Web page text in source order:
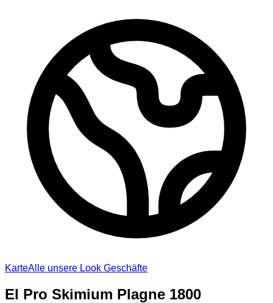
KarteAlle unsere Look Geschäfte
El Pro Skimium Plagne 1800